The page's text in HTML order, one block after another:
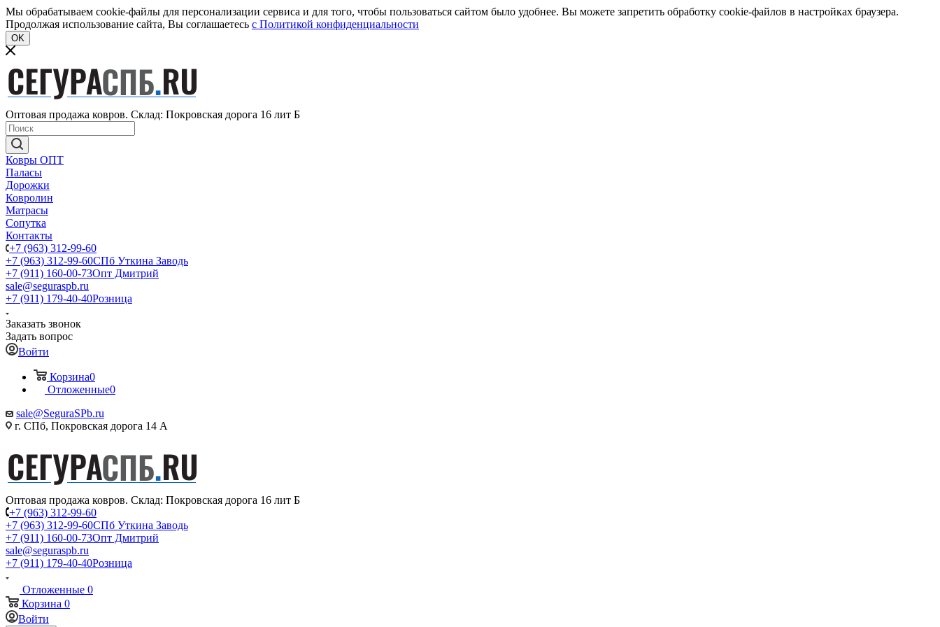
Мы обрабатываем cookie-файлы для персонализации сервиса и для того, чтобы пользоваться сайтом было удобнее. Вы можете запретить обработку cookie-файлов в настройках браузера.
Продолжая использование сайта, Вы соглашаетесь c Политикой конфиденциальности
OK
Оптовая продажа ковров. Склад: Покровская дорога 16 лит Б
Ковры ОПТ
Паласы
Дорожки
Ковролин
Матрасы
Сопутка
Контакты
+7 (963) 312-99-60
+7 (963) 312-99-60СПб Уткина Заводь
+7 (911) 160-00-73Опт Дмитрий
sale@seguraspb.ru
+7 (911) 179-40-40Розница
Заказать звонок
Задать вопрос
Войти
Корзина0
Отложенные0
sale@SeguraSPb.ru
г. СПб, Покровская дорога 14 А
Оптовая продажа ковров. Склад: Покровская дорога 16 лит Б
+7 (963) 312-99-60
+7 (963) 312-99-60СПб Уткина Заводь
+7 (911) 160-00-73Опт Дмитрий
sale@seguraspb.ru
+7 (911) 179-40-40Розница
Отложенные 0
Корзина 0
Войти